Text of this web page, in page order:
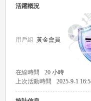
活躍概況
用戶組 黃金會員
在線時間 20 小時
上次活動時間
2025-9-1